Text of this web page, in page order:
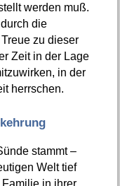
werden muß.
die
zu dieser
Zeit in der Lage
in der
herrschen.
stammt –
Welt tief